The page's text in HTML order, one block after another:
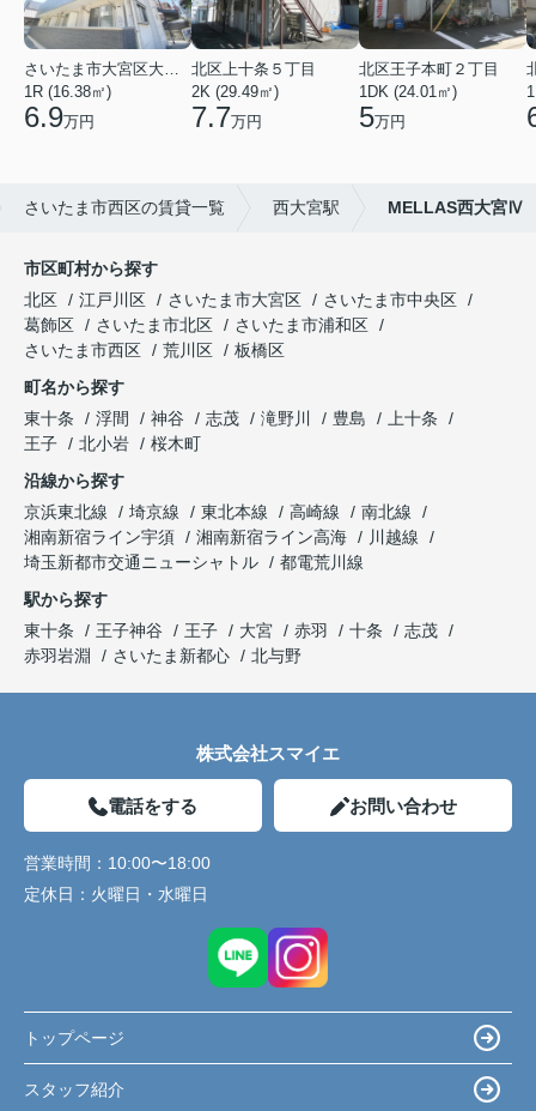
さいたま市大宮区大成町１丁目
1R (16.38㎡)
6.9万円
北区上十条５丁目
2K (29.49㎡)
7.7万円
北区王子本町２丁目
1DK (24.01㎡)
5万円
さいたま市西区の賃貸一覧 西大宮駅 MELLAS西大宮Ⅳ
市区町村から探す
北区
江戸川区 さいたま市大宮区
さいたま市中央区
葛飾区
さいたま市北区
さいたま市浦和区
さいたま市西区
荒川区
板橋区
町名から探す
東十条
浮間 神谷 志茂 滝野川 豊島
上十条
王子
北小岩
桜木町
沿線から探す
京浜東北線
埼京線 東北本線 高崎線
南北線
湘南新宿ライン宇須
湘南新宿ライン高海
川越線
埼玉新都市交通ニューシャトル
都電荒川線
駅から探す
東十条
王子神谷 王子 大宮 赤羽 十条
志茂
赤羽岩淵
さいたま新都心 北与野
株式会社スマイエ
電話をする お問い合わせ
営業時間： 10:00〜18:00
定休日： 火曜日・水曜日
トップページ
スタッフ紹介